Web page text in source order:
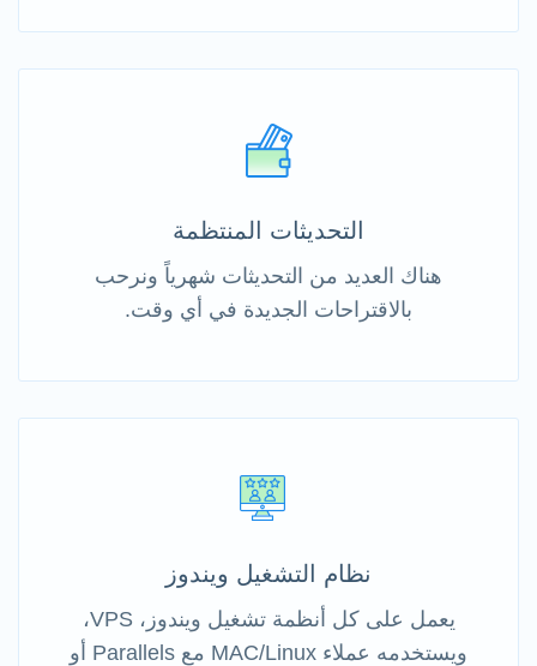
التحديثات المنتظمة
هناك العديد من التحديثات شهرياً ونرحب
بالاقتراحات الجديدة في أي وقت.
نظام التشغيل ويندوز
يعمل على كل أنظمة تشغيل ويندوز، VPS،
ويستخدمه عملاء MAC/Linux مع Parallels أو